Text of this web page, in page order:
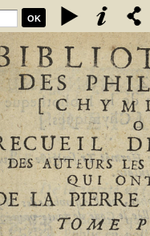
OK
ou Recueil des oeuvres
de la pierre philosophale.
un discours, servant de
& des mots anciens qui se
- Salmon, William